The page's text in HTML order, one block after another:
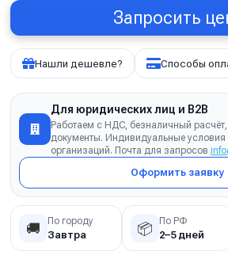
Запросить
Нашли дешевле? Способы
Для юридических лиц и B2B
Работаем с НДС, безналичный
документы. Индивидуальные
организаций. Почта для запросов
Оформить заявку
🚚 По городу
Завтра 📦 По РФ
2–5 дней